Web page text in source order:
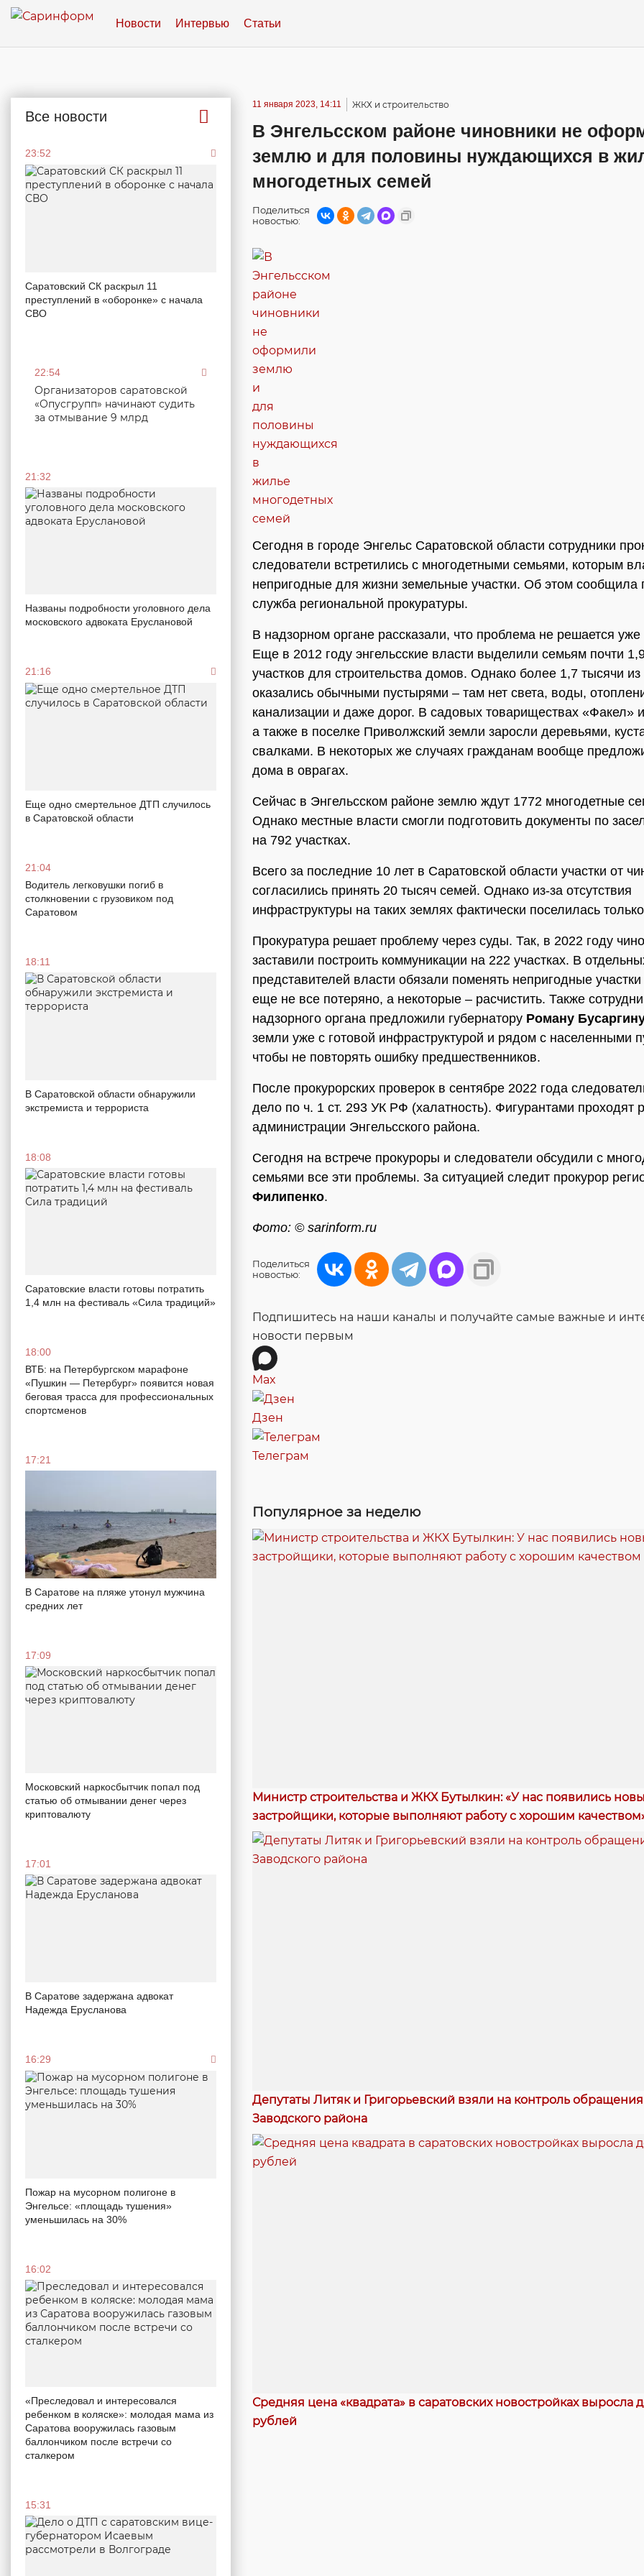
Новости Интервью Статьи
Все новости
23:52
Саратовский СК раскрыл 11
преступлений в «оборонке» с начала
СВО
22:54
Организаторов саратовской
«Опусгрупп» начинают судить
за отмывание 9 млрд
21:32
Названы подробности уголовного дела
московского адвоката Еруслановой
21:16
Еще одно смертельное ДТП случилось
в Саратовской области
21:04
Водитель легковушки погиб в
столкновении с грузовиком под
Саратовом
18:11
В Саратовской области обнаружили
экстремиста и террориста
18:08
Саратовские власти готовы потратить
1,4 млн на фестиваль «Сила традиций»
18:00
ВТБ: на Петербургском марафоне
«Пушкин — Петербург» появится новая
беговая трасса для профессиональных
спортсменов
17:21
В Саратове на пляже утонул мужчина
средних лет
17:09
Московский наркосбытчик попал под
статью об отмывании денег через
криптовалюту
17:01
В Саратове задержана адвокат
Надежда Ерусланова
16:29
Пожар на мусорном полигоне в
Энгельсе: «площадь тушения»
уменьшилась на 30%
16:02
«Преследовал и интересовался
ребенком в коляске»: молодая мама из
Саратова вооружилась газовым
баллончиком после встречи со
сталкером
15:31
11 января 2023, 14:11 ЖКХ и строительство
В Энгельсском районе чиновники не
землю и для половины нуждающихся в
многодетных семей
Поделиться
новостью:
Сегодня в городе Энгельс Саратовской области сотрудники
следователи встретились с многодетными семьями, которым
непригодные для жизни земельные участки. Об этом сообщила
служба региональной прокуратуры.
В надзорном органе рассказали, что проблема не решается уже
Еще в 2012 году энгельсские власти выделили семьям почти
участков для строительства домов. Однако более 1,7 тысячи из
оказались обычными пустырями – там нет света, воды,
канализации и даже дорог. В садовых товариществах «Факел»
а также в поселке Приволжский земли заросли деревьями,
свалками. В некоторых же случаях гражданам вообще
дома в оврагах.
Сейчас в Энгельсском районе землю ждут 1772 многодетные
Однако местные власти смогли подготовить документы по
на 792 участках.
Всего за последние 10 лет в Саратовской области участки от
согласились принять 20 тысяч семей. Однако из-за отсутствия
инфраструктуры на таких землях фактически поселилась
Прокуратура решает проблему через суды. Так, в 2022 году
заставили построить коммуникации на 222 участках. В
представителей власти обязали поменять непригодные участки
еще не все потеряно, а некоторые – расчистить. Также
надзорного органа предложили губернатору Роману
земли уже с готовой инфраструктурой и рядом с населенными
чтобы не повторять ошибку предшественников.
После прокурорских проверок в сентябре 2022 года
дело по ч. 1 ст. 293 УК РФ (халатность). Фигурантами проходят
администрации Энгельсского района.
Сегодня на встрече прокуроры и следователи обсудили с
семьями все эти проблемы. За ситуацией следит прокурор
Филипенко.
Фото: © sarinform.ru
Поделиться
новостью:
Подпишитесь на наши каналы и получайте самые важные и
новости первым
Max
Дзен
Телеграм
Популярное за неделю
Министр строительства и ЖКХ Бутылкин: «У нас появились
застройщики, которые выполняют работу с хорошим
Депутаты Литяк и Григорьевский взяли на контроль
Заводского района
Средняя цена «квадрата» в саратовских новостройках выросла
рублей